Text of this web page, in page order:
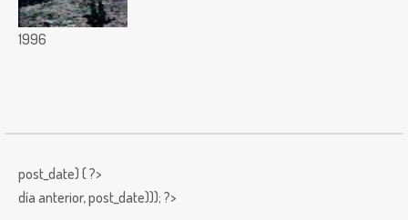
1996
post_date) { ?>
día anterior,post_date))); ?>